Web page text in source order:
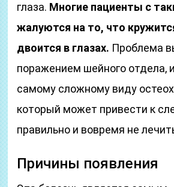
глаза. Многие пациенты с
жалуются на то, что
двоится в глазах. Проблема
поражением шейного отдела,
самому сложному виду
который может привести к
правильно и вовремя не
Причины появления